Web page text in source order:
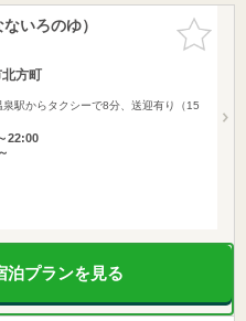
お気に入
りに追加
いろのゆ）
方町
駅からタクシーで8分、送迎有り（15
22:00
泊プランを見る